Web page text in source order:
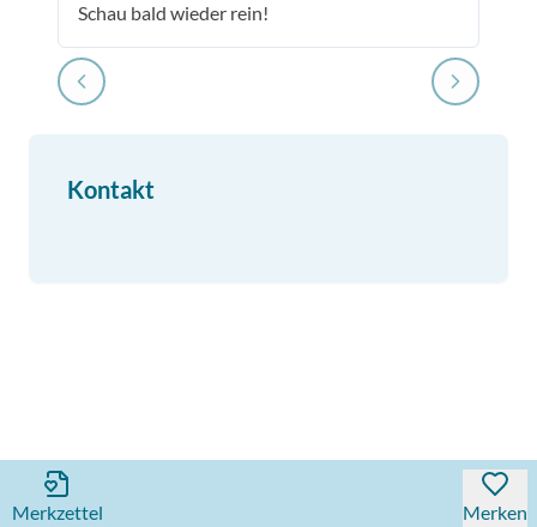
Schau bald wieder rein!
Kontakt
Merkzettel Merken